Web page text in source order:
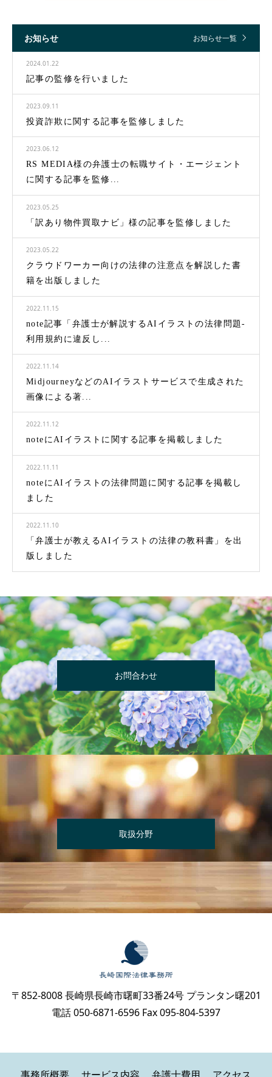
お知らせ お知らせ一覧
2024.01.22
記事の監修を行いました
2023.09.11
投資詐欺に関する記事を監修しました
2023.06.12
RS MEDIA様の弁護士の転職サイト・エージェント
に関する記事を監修...
2023.05.25
「訳あり物件買取ナビ」様の記事を監修しました
2023.05.22
クラウドワーカー向けの法律の注意点を解説した書
籍を出版しました
2022.11.15
note記事「弁護士が解説するAIイラストの法律問題-
利用規約に違反し...
2022.11.14
MidjourneyなどのAIイラストサービスで生成された
画像による著...
2022.11.12
noteにAIイラストに関する記事を掲載しました
2022.11.11
noteにAIイラストの法律問題に関する記事を掲載し
ました
2022.11.10
「弁護士が教えるAIイラストの法律の教科書」を出
版しました
お問合わせ
取扱分野
〒852-8008 長崎県長崎市曙町33番24号 プランタン曙201
電話 050-6871-6596 Fax 095-804-5397